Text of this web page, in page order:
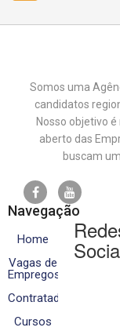
Somos uma
candidatos
Nosso objetivo
aberto das
buscam
Navegação
Home
Vagas de
Empregos
Contratados
Cursos